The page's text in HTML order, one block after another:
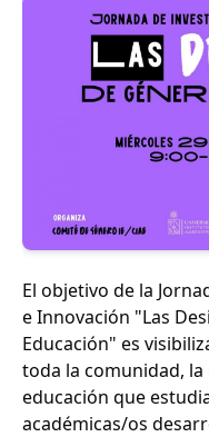
El objetivo de la
e Innovación "Las
Educación" es
toda la comunidad,
educación que
académicas/os